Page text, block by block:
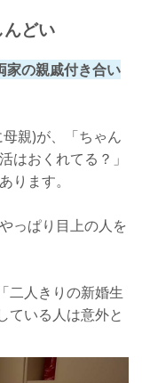
どい
家の親戚付き合い
親)が、「ちゃん
はおくれてる？」
ります。
っぱり目上の人を
二人きりの新婚生
ている人は意外と